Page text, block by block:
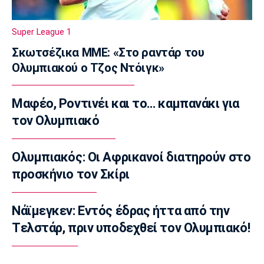
Liga Portugal: «Γκέλα» για τη Σπόρτινγκ
παρά το γκολ του Ιωαννίδη
10:50
Εθνικές Μπάσκετ
Ευρωμπάσκετ Κ16: Αυλαία στον όμιλο της
Εθνικής με αντίπαλο την Γεωργία
10:35
EuroLeague
Αλλαγή σελίδας στη Βιλερμπάν
Στοίχημα
ΦΩΣ στο Στοίχημα: Άσος και γκολ στο
Τάμπερε
10:05
NBA
Super League 1
Σκωτσέζικα ΜΜΕ: «Στο ραντάρ του
Ολυμπιακού ο Τζος Ντόιγκ»
Μαφέο, Ροντινέι και το… καμπανάκι για
τον Ολυμπιακό
Ολυμπιακός: Οι Αφρικανοί διατηρούν στο
προσκήνιο τον Σκίρι
Νάϊμεγκεν: Εντός έδρας ήττα από την
Tελστάρ, πριν υποδεχθεί τον Ολυμπιακό!